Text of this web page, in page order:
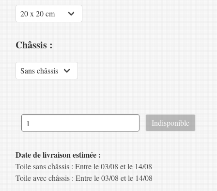
Châssis :
Date de livraison estimée :
Toile sans châssis : Entre le 03/08 et le 14/08
Toile avec châssis : Entre le 03/08 et le 14/08